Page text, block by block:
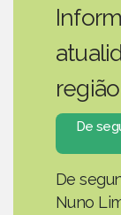
região
De
De
Nuno